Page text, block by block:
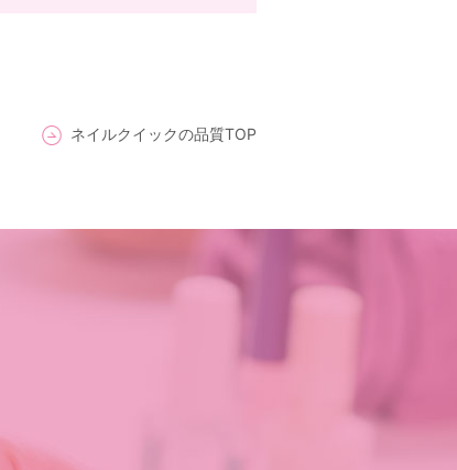
ネイルクイックの品質TOP